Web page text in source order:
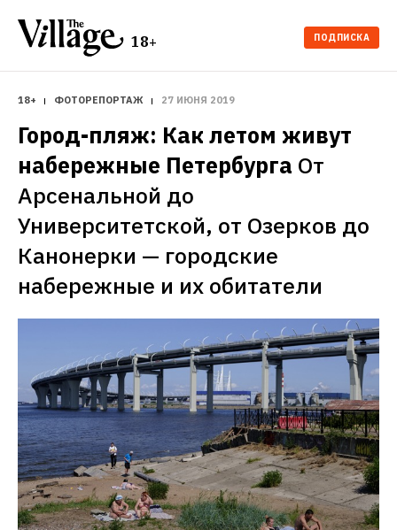
18+ ПОДПИСКА
18+ ФОТОРЕПОРТАЖ 27 ИЮНЯ 2019
Город-пляж: Как летом живут
набережные Петербурга От
Арсенальной до
Университетской, от Озерков до
Канонерки — городские
набережные и их обитатели